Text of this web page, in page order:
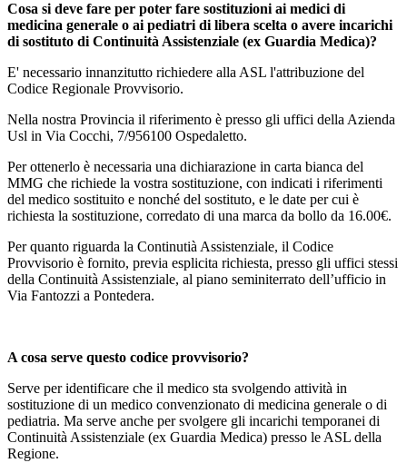
Cosa si deve fare per poter fare sostituzioni ai medici di
medicina generale o ai pediatri di libera scelta o avere incarichi
di sostituto di Continuità Assistenziale (ex Guardia Medica)?
E' necessario innanzitutto richiedere alla ASL l'attribuzione del
Codice Regionale Provvisorio.
Nella nostra Provincia il riferimento è presso gli uffici della Azienda
Usl in Via Cocchi, 7/956100 Ospedaletto.
Per ottenerlo è necessaria una dichiarazione in carta bianca del
MMG che richiede la vostra sostituzione, con indicati i riferimenti
del medico sostituito e nonché del sostituto, e le date per cui è
richiesta la sostituzione, corredato di una marca da bollo da 16.00€.
Per quanto riguarda la Continutià Assistenziale, il Codice
Provvisorio è fornito, previa esplicita richiesta, presso gli uffici stessi
della Continuità Assistenziale, al piano seminiterrato dell’ufficio in
Via Fantozzi a Pontedera.
A cosa serve questo codice provvisorio?
Serve per identificare che il medico sta svolgendo attività in
sostituzione di un medico convenzionato di medicina generale o di
pediatria. Ma serve anche per svolgere gli incarichi temporanei di
Continuità Assistenziale (ex Guardia Medica) presso le ASL della
Regione.